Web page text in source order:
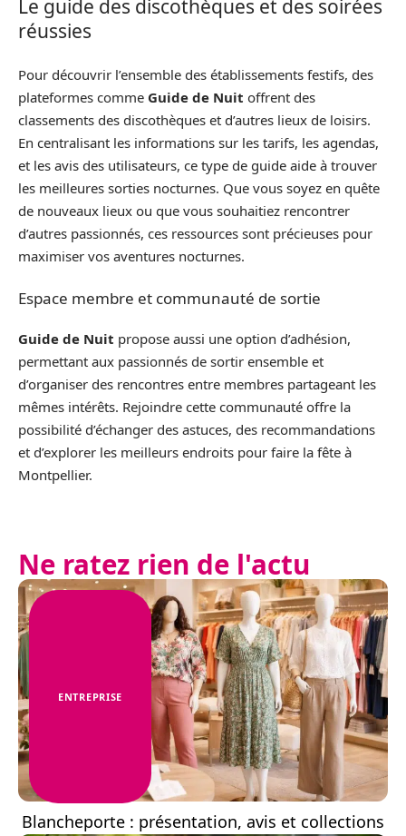
Le guide des discothèques et des soirées
réussies
Pour découvrir l’ensemble des établissements festifs, des
plateformes comme Guide de Nuit offrent des
classements des discothèques et d’autres lieux de loisirs.
En centralisant les informations sur les tarifs, les agendas,
et les avis des utilisateurs, ce type de guide aide à trouver
les meilleures sorties nocturnes. Que vous soyez en quête
de nouveaux lieux ou que vous souhaitiez rencontrer
d’autres passionnés, ces ressources sont précieuses pour
maximiser vos aventures nocturnes.
Espace membre et communauté de sortie
Guide de Nuit propose aussi une option d’adhésion,
permettant aux passionnés de sortir ensemble et
d’organiser des rencontres entre membres partageant les
mêmes intérêts. Rejoindre cette communauté offre la
possibilité d’échanger des astuces, des recommandations
et d’explorer les meilleurs endroits pour faire la fête à
Montpellier.
Ne ratez rien de l'actu
ENTREPRISE
Blancheporte : présentation, avis et collections